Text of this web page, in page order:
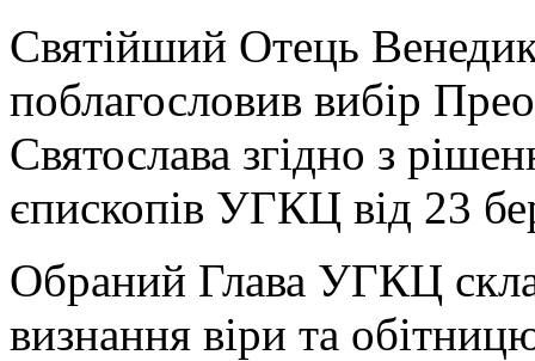
Святійший Отець
поблагословив вибір
Святослава згідно з
єпископів УГКЦ від 23
Обраний Глава УГКЦ
визнання віри та